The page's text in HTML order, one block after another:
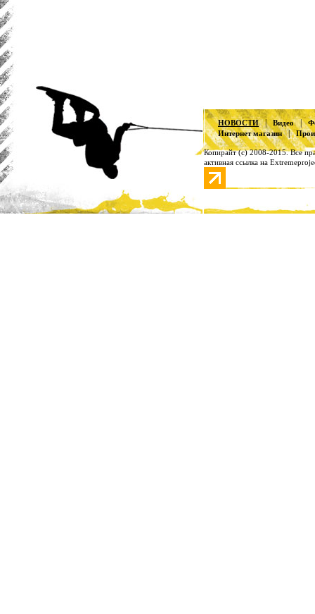
НОВОСТИ|Видео|
Интернет магазин|
Копирайт (с) 2008-2015. Все
активная ссылка на